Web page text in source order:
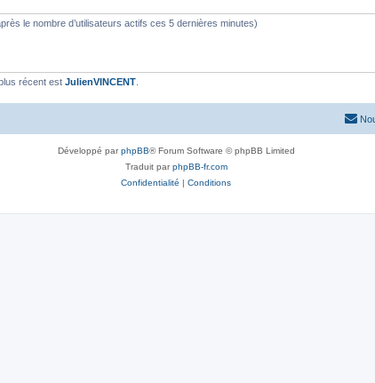
le nombre d’utilisateurs actifs ces 5 dernières minutes)
récent est JulienVINCENT
Développé parphpBB® Forum Software © phpBB Limited
Traduit parphpBB-fr.com
Confidentialité | Conditions